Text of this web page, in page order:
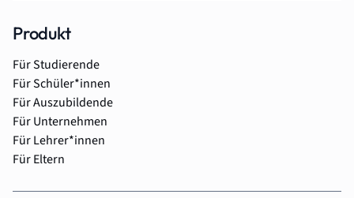
Produkt
Für Studierende
Für Schüler*innen
Für Auszubildende
Für Unternehmen
Für Lehrer*innen
Für Eltern